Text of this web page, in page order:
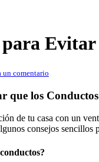
un comentario
que los
de tu casa con un
consejos